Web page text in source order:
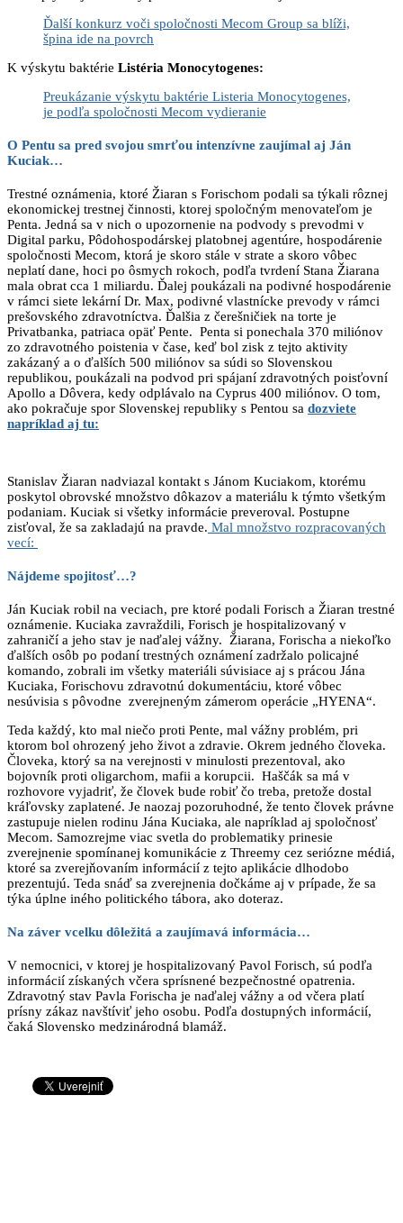
Ďalší konkurz voči spoločnosti Mecom Group sa blíži,
špina ide na povrch
K výskytu baktérie Listéria Monocytogenes:
Preukázanie výskytu baktérie Listeria Monocytogenes,
je podľa spoločnosti Mecom vydieranie
O Pentu sa pred svojou smrťou intenzívne zaujímal aj Ján
Kuciak…
Trestné oznámenia, ktoré Žiaran s Forischom podali sa týkali rôznej
ekonomickej trestnej činnosti, ktorej spoločným menovateľom je
Penta. Jedná sa v nich o upozornenie na podvody s prevodmi v
Digital parku, Pôdohospodárskej platobnej agentúre, hospodárenie
spoločnosti Mecom, ktorá je skoro stále v strate a skoro vôbec
neplatí dane, hoci po ôsmych rokoch, podľa tvrdení Stana Žiarana
mala obrat cca 1 miliardu. Ďalej poukázali na podivné hospodárenie
v rámci siete lekární Dr. Max, podivné vlastnícke prevody v rámci
prešovského zdravotníctva. Ďalšia z čerešničiek na torte je
Privatbanka, patriaca opäť Pente. Penta si ponechala 370 miliónov
zo zdravotného poistenia v čase, keď bol zisk z tejto aktivity
zakázaný a o ďalších 500 miliónov sa súdi so Slovenskou
republikou, poukázali na podvod pri spájaní zdravotných poisťovní
Apollo a Dôvera, kedy odplávalo na Cyprus 400 miliónov. O tom,
ako pokračuje spor Slovenskej republiky s Pentou sa dozviete
napríklad aj tu:
Stanislav Žiaran nadviazal kontakt s Jánom Kuciakom, ktorému
poskytol obrovské množstvo dôkazov a materiálu k týmto všetkým
podaniam. Kuciak si všetky informácie preveroval. Postupne
zisťoval, že sa zakladajú na pravde. Mal množstvo rozpracovaných
vecí:
Nájdeme spojitosť…?
Ján Kuciak robil na veciach, pre ktoré podali Forisch a Žiaran trestné
oznámenie. Kuciaka zavraždili, Forisch je hospitalizovaný v
zahraničí a jeho stav je naďalej vážny. Žiarana, Forischa a niekoľko
ďalších osôb po podaní trestných oznámení zadržalo policajné
komando, zobrali im všetky materiáli súvisiace aj s prácou Jána
Kuciaka, Forischovu zdravotnú dokumentáciu, ktoré vôbec
nesúvisia s pôvodne zverejneným zámerom operácie „HYENA“.
Teda každý, kto mal niečo proti Pente, mal vážny problém, pri
ktorom bol ohrozený jeho život a zdravie. Okrem jedného človeka.
Človeka, ktorý sa na verejnosti v minulosti prezentoval, ako
bojovník proti oligarchom, mafii a korupcii. Haščák sa má v
rozhovore vyjadriť, že človek bude robiť čo treba, pretože dostal
kráľovsky zaplatené. Je naozaj pozoruhodné, že tento človek právne
zastupuje nielen rodinu Jána Kuciaka, ale napríklad aj spoločnosť
Mecom. Samozrejme viac svetla do problematiky prinesie
zverejnenie spomínanej komunikácie z Threemy cez seriózne médiá,
ktoré sa zverejňovaním informácií z tejto aplikácie dlhodobo
prezentujú. Teda snáď sa zverejnenia dočkáme aj v prípade, že sa
týka úplne iného politického tábora, ako doteraz.
Na záver vcelku dôležitá a zaujímavá informácia…
V nemocnici, v ktorej je hospitalizovaný Pavol Forisch, sú podľa
informácií získaných včera sprísnené bezpečnostné opatrenia.
Zdravotný stav Pavla Forischa je naďalej vážny a od včera platí
prísny zákaz navštíviť jeho osobu. Podľa dostupných informácií,
čaká Slovensko medzinárodná blamáž.